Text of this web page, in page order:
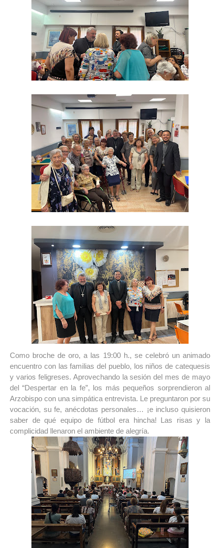
Como broche de oro, a las 19:00 h., se celebró un animado
encuentro con las familias del pueblo, los niños de catequesis
y varios feligreses. Aprovechando la sesión del mes de mayo
del “Despertar en la fe”, los más pequeños sorprendieron al
Arzobispo con una simpática entrevista. Le preguntaron por su
vocación, su fe, anécdotas personales… ¡e incluso quisieron
saber de qué equipo de fútbol era hincha! Las risas y la
complicidad llenaron el ambiente de alegría.